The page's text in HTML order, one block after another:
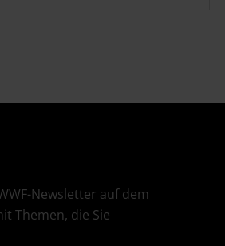
Newsletter auf dem
Themen, die Sie